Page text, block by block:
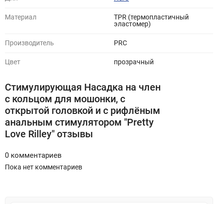
Материал
TPR (термопластичный
эластомер)
Производитель PRC
Цвет прозрачный
Стимулирующая Насадка на член
с кольцом для мошонки, с
открытой головкой и с рифлёным
анальным стимулятором "Pretty
Love Rilley" отзывы
0 комментариев
Пока нет комментариев